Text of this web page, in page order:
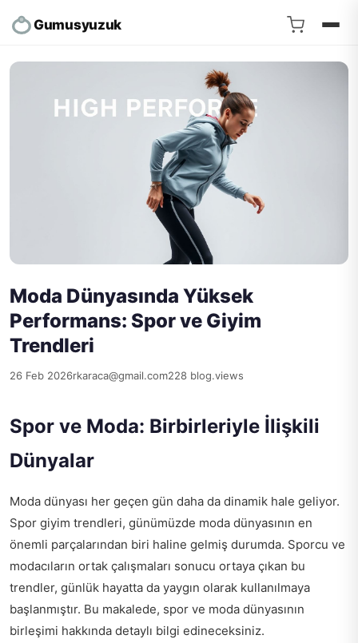
Gumusyuzuk
Moda Dünyasında Yüksek
Performans: Spor ve Giyim
Trendleri
26 Feb 2026rkaraca@gmail.com228 blog.views
Spor ve Moda: Birbirleriyle İlişkili
Dünyalar
Moda dünyası her geçen gün daha da dinamik hale geliyor.
Spor giyim trendleri, günümüzde moda dünyasının en
önemli parçalarından biri haline gelmiş durumda. Sporcu ve
modacıların ortak çalışmaları sonucu ortaya çıkan bu
trendler, günlük hayatta da yaygın olarak kullanılmaya
başlanmıştır. Bu makalede, spor ve moda dünyasının
birleşimi hakkında detaylı bilgi edineceksiniz.